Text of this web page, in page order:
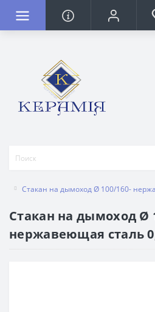
Стакан на дымоход Ø 100/160-
Стакан на дымоход Ø
нержавеющая сталь